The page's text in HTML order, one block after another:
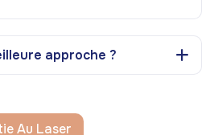
approche ?
Au Laser